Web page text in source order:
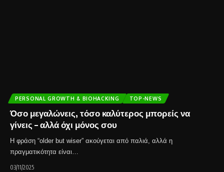
PERSONAL GROWTH & BIOHACKING TOP-NEWS
Όσο μεγαλώνεις, τόσο καλύτερος μπορείς να
γίνεις – αλλά όχι μόνος σου
Η φράση “older but wiser” ακούγεται από παλιά, αλλά η
πραγματικότητα είναι…
03/11/2025